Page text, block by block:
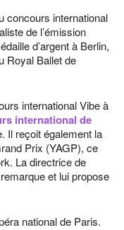
concours international
de l’émission
d’argent à Berlin,
Royal Ballet de
international Vibe à
international de
Il reçoit également la
Prix (YAGP), ce
La directrice de
et lui propose
national de Paris.